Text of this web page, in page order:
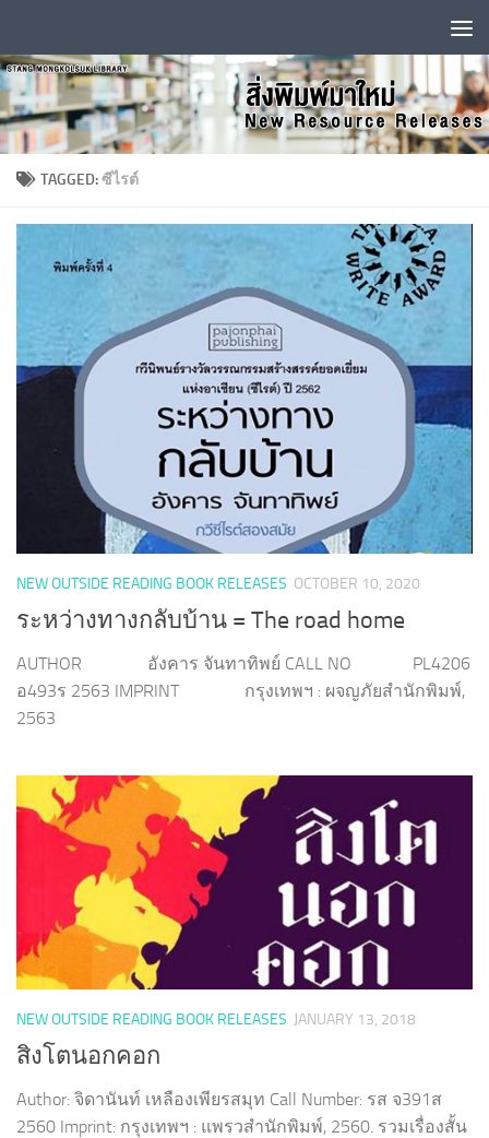
TAGGED:ซีไรต์
NEW OUTSIDE READING BOOK RELEASES OCTOBER 10, 2020
ระหว่างทางกลับบ้าน = The road home
AUTHOR อังคาร จันทาทิพย์ CALL NO PL4206
อ493ร 2563 IMPRINT กรุงเทพฯ : ผจญภัยสำนักพิมพ์,
2563
NEW OUTSIDE READING BOOK RELEASES JANUARY 13, 2018
สิงโตนอกคอก
Author: จิดานันท์ เหลืองเพียรสมุท Call Number: รส จ391ส
2560 Imprint: กรุงเทพฯ : แพรวสำนักพิมพ์, 2560. รวมเรื่องสั้น